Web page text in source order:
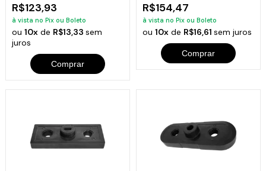
R$123,93
à vista no Pix ou Boleto
ou10x de R$13,33sem
juros
Comprar
R$154,47
à vista no Pix ou Boleto
ou 10xde R$16,61 sem juros
Comprar